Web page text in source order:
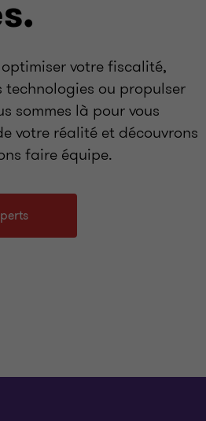
votre fiscalité,
technologies ou propulser
sommes là pour vous
votre réalité et découvrons
faire équipe.